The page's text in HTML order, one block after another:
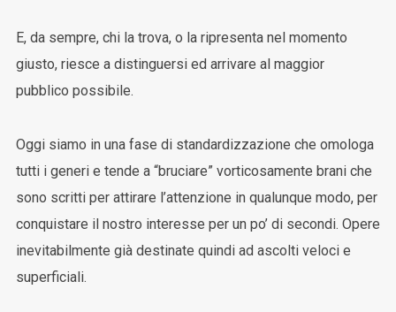
E, da sempre, chi la trova, o la ripresenta nel momento
giusto, riesce a distinguersi ed arrivare al maggior
pubblico possibile.
Oggi siamo in una fase di standardizzazione che omologa
tutti i generi e tende a “bruciare” vorticosamente brani che
sono scritti per attirare l’attenzione in qualunque modo, per
conquistare il nostro interesse per un po’ di secondi. Opere
inevitabilmente già destinate quindi ad ascolti veloci e
superficiali.